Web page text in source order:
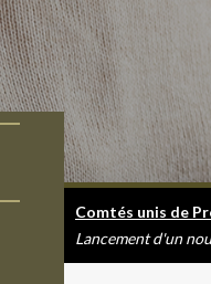
Comtés unis de
Lancement d'un